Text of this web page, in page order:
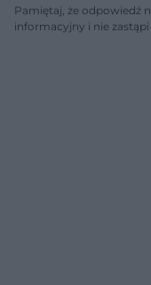
Pamiętaj, że odpowiedź
informacyjny i nie zastąpi